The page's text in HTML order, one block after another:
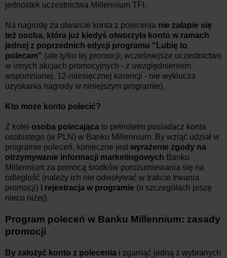
jednostek uczestnictwa Millennium TFI.
Na nagrodę za otwarcie konta z polecenia nie załapie się
też osoba, która już kiedyś otworzyła konto w ramach
jednej z poprzednich edycji programu "Lubię to
polecam" (ale tylko tej promocji; wcześniejsze uczestnictwo
w innych akcjach promocyjnych - z uwzględnieniem
wspomnianej, 12-miesięcznej karencji - nie wyklucza
uzyskania nagrody w niniejszym programie).
Kto może konto polecić?
Z kolei osoba polecająca to pełnoletni posiadacz konta
osobistego (w PLN) w Banku Millennium. By wziąć udział w
programie poleceń, konieczne jest wyrażenie zgody na
otrzymywanie informacji marketingowych Banku
Millennium za pomocą środków porozumiewania się na
odległość (należy ich nie odwoływać w trakcie trwania
promocji) i rejestracja w programie (o szczegółach piszę
nieco niżej).
Program poleceń w Banku Millennium: zasady
promocji
By założyć konto z polecenia i zgarnąć jedną z wybranych